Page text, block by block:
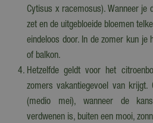
Cytisus x racemosus). Wanneer je
zet en de uitgebloeide bloemen
eindeloos door. In de zomer kun je
of balkon.
Hetzelfde geldt voor het
zomers vakantiegevoel van
(medio mei), wanneer de
verdwenen is, buiten een mooi,